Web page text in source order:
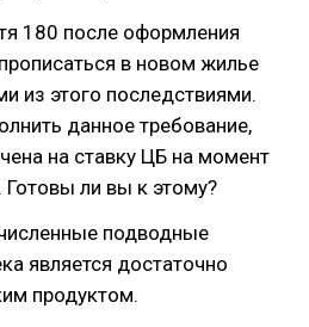
180 после оформления
в новом жилье
из этого последствиями.
данное требование,
на ставку ЦБ на момент
ли вы к этому?
подводные
является достаточно
продуктом.